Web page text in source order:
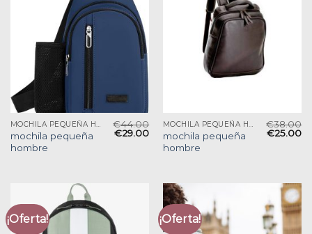
mochila pequeña
hombre
€44.00
€29.00
mochila pequeña
hombre
€38.00
€25.00
¡Oferta! ¡Oferta!